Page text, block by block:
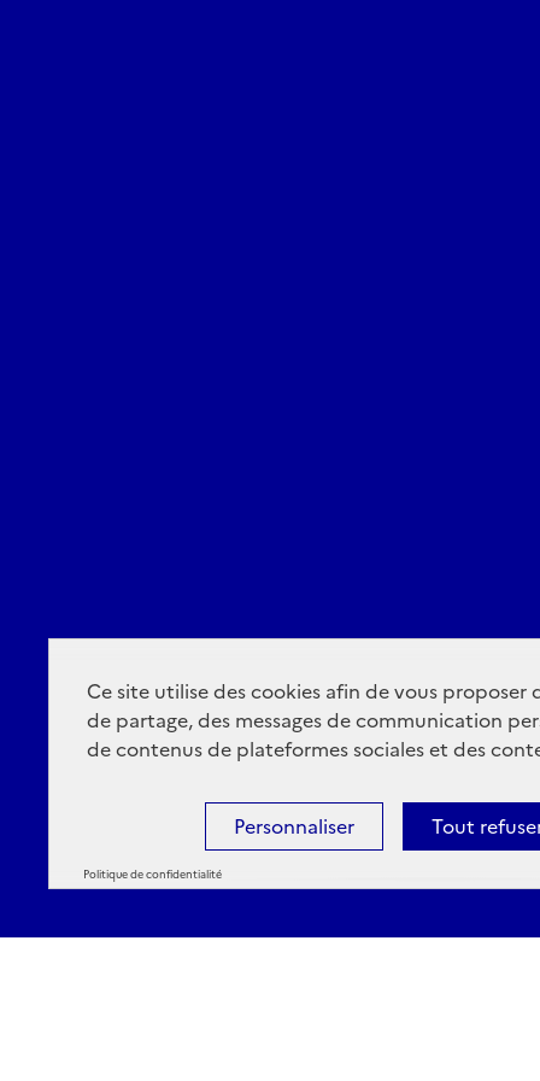
Ce site utilise des cookies afin de vous proposer
de partage, des messages de communication
de contenus de plateformes sociales et des
Tout
Personnaliser
Politique de confidentialité